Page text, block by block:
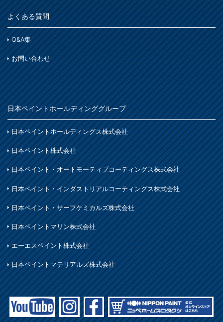
よくある質問
Q&A集
お問い合わせ
日本ペイントホールディンググループ
日本ペイントホールディングス株式会社
日本ペイント株式会社
日本ペイント・オートモーティブコーティングス株式会社
日本ペイント・インダストリアルコーティングス株式会社
日本ペイント・サーフケミカルズ株式会社
日本ペイントマリン株式会社
エーエスペイント株式会社
日本ペイントマテリアルズ株式会社